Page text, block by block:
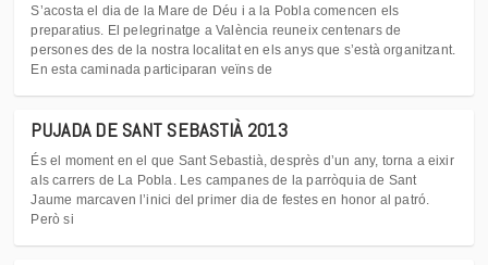
S’acosta el dia de la Mare de Déu i a la Pobla comencen els
preparatius. El pelegrinatge a València reuneix centenars de
persones des de la nostra localitat en els anys que s’està organitzant.
En esta caminada participaran veïns de
PUJADA DE SANT SEBASTIÀ 2013
És el moment en el que Sant Sebastià, desprès d’un any, torna a eixir
als carrers de La Pobla. Les campanes de la parròquia de Sant
Jaume marcaven l’inici del primer dia de festes en honor al patró.
Però si